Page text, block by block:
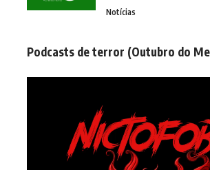
Notícias
Podcasts de terror (Outubro do